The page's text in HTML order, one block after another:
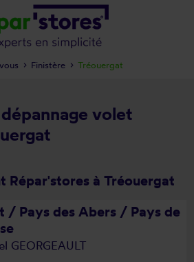
volet
Répar'stores à Tréouergat
/ Pays des Abers / Pays de
GEORGEAULT
Finistère Tréouergat